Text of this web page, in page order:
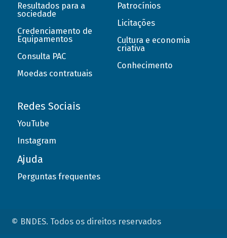
Resultados para a
sociedade
Credenciamento de
Equipamentos
Consulta PAC
Moedas contratuais
Patrocínios
Licitações
Cultura e economia
criativa
Conhecimento
Redes Sociais
YouTube
Instagram
Ajuda
Perguntas frequentes
© BNDES. Todos os direitos reservados